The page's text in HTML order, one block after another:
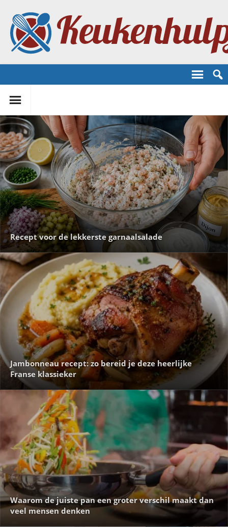
Recept voor de lekkerste garnaalsalade
Jambonneau recept: zo bereid je deze heerlijke
Franse klassieker
Waarom de juiste pan een groter verschil maakt dan
veel mensen denken